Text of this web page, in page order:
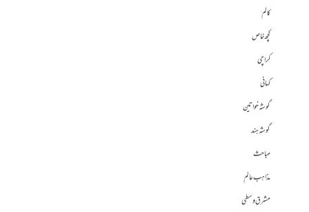
کالم
کچھ خاص
کراچی
کہانی
گوشہ خواتین
گوشہ ہند
مباحث
مذاہب عالم
مشرق وسطی